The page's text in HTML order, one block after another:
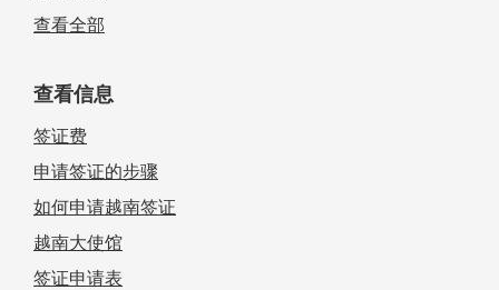
查看全部
查看信息
签证费
申请签证的步骤
如何申请越南签证
越南大使馆
签证申请表